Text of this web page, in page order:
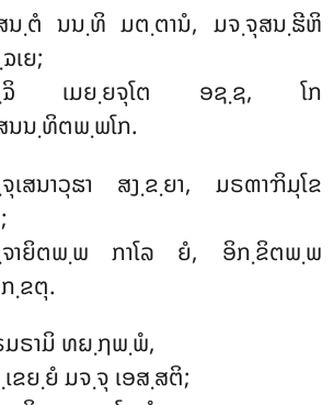
ນ຺ຕໍນນ຺ທິ ມຕ຺ຕານໍ, ມຈ຺ຈຸສນ຺ຘີຫິ
ເຍ;
ຉິ ເມຍ຺ຍຈຸໂຕ ອຊ຺ຊ, ໂກ
ນນ຺ທິຕພ຺ພໂກ.
ເສນາວຸຘາ ສງ຺ຂ຺ຍາ, ມຣຓາຠິມຸໂຂ
າຍິຕພ຺ພ ກາໂລ ຍໍ, ອິກ຺ຂິຕພ຺ພ
ຂຕຸ.
ຣາມິທຏ຺ຐພ຺ພໍ,
ຂຍ຺ຍໍ ມຈ຺ຈຸ ເອສ຺ສຕິ;